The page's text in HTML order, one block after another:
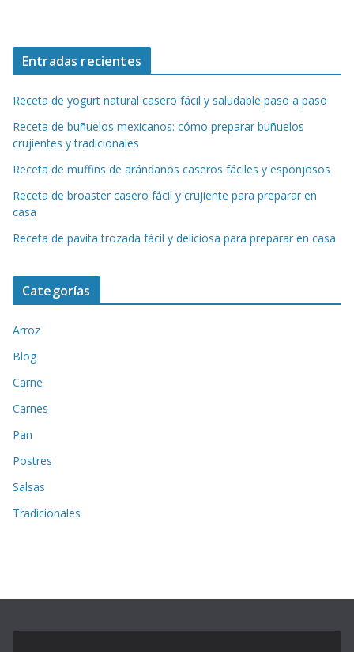
Entradas recientes
Receta de yogurt natural casero fácil y saludable paso a paso
Receta de buñuelos mexicanos: cómo preparar buñuelos
crujientes y tradicionales
Receta de muffins de arándanos caseros fáciles y esponjosos
Receta de broaster casero fácil y crujiente para preparar en
casa
Receta de pavita trozada fácil y deliciosa para preparar en casa
Categorías
Arroz
Blog
Carne
Carnes
Pan
Postres
Salsas
Tradicionales